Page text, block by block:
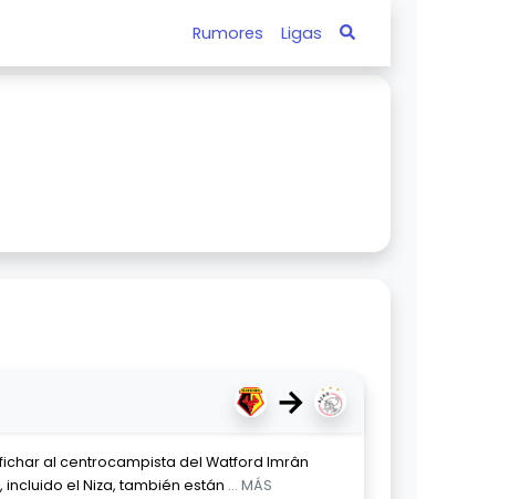
Rumores Ligas
→
al centrocampista del Watford Imrân
incluido el Niza, también están ... MÁS